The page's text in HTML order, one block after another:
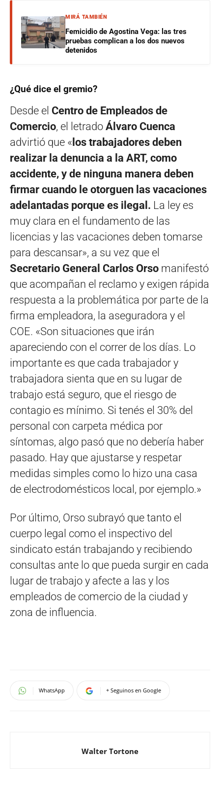
MIRÁ TAMBIÉN
Femicidio de Agostina Vega: las tres
pruebas complican a los dos nuevos
detenidos
¿Qué dice el gremio?
Desde el Centro de Empleados de
Comercio, el letrado Álvaro Cuenca
advirtió que « los trabajadores deben
realizar la denuncia a la ART, como
accidente, y de ninguna manera deben
firmar cuando le otorguen las vacaciones
adelantadas porque es ilegal. La ley es
muy clara en el fundamento de las
licencias y las vacaciones deben tomarse
para descansar», a su vez que el
Secretario General Carlos Orso manifestó
que acompañan el reclamo y exigen rápida
respuesta a la problemática por parte de la
firma empleadora, la aseguradora y el
COE. «Son situaciones que irán
apareciendo con el correr de los días. Lo
importante es que cada trabajador y
trabajadora sienta que en su lugar de
trabajo está seguro, que el riesgo de
contagio es mínimo. Si tenés el 30% del
personal con carpeta médica por
síntomas, algo pasó que no debería haber
pasado. Hay que ajustarse y respetar
medidas simples como lo hizo una casa
de electrodomésticos local, por ejemplo.»
Por último, Orso subrayó que tanto el
cuerpo legal como el inspectivo del
sindicato están trabajando y recibiendo
consultas ante lo que pueda surgir en cada
lugar de trabajo y afecte a las y los
empleados de comercio de la ciudad y
zona de influencia.
WhatsApp + Seguinos en Google
Walter Tortone